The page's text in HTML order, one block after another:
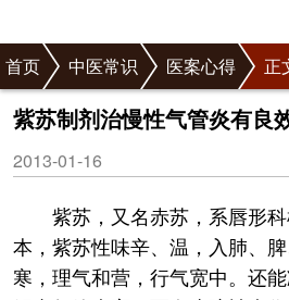
首页 中医常识 医案心得 正
紫苏制剂治慢性气管炎有良
2013-01-16
紫苏，又名赤苏，系唇形
本，紫苏性味辛、温，入肺、
寒，理气和营，行气宽中。还